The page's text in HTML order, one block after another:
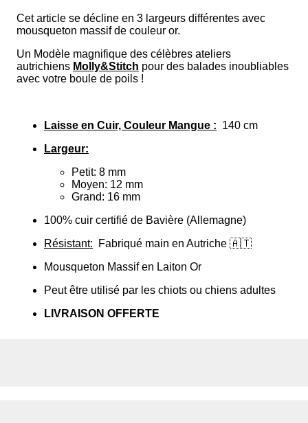
Cet article se décline en 3 largeurs différentes avec
mousqueton massif de couleur or.
Un Modèle magnifique des célèbres ateliers
autrichiens Molly&Stitch pour des balades inoubliables
avec votre boule de poils !
Laisse en Cuir, Couleur Mangue : 140 cm
Largeur:
Petit: 8 mm
Moyen: 12 mm
Grand: 16 mm
100% cuir certifié de Bavière (Allemagne)
Résistant: Fabriqué main en Autriche 🇦🇹
Mousqueton Massif en Laiton Or
Peut être utilisé par les chiots ou chiens adultes
LIVRAISON OFFERTE